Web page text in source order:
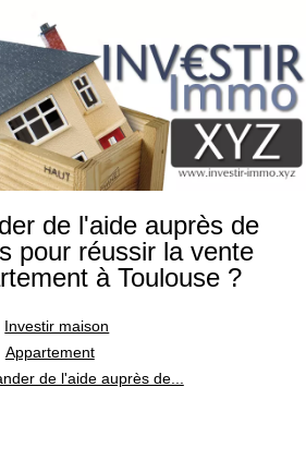
de l'aide auprès de
pour réussir la vente
à Toulouse ?
Investir maison
Appartement
de l'aide auprès de...